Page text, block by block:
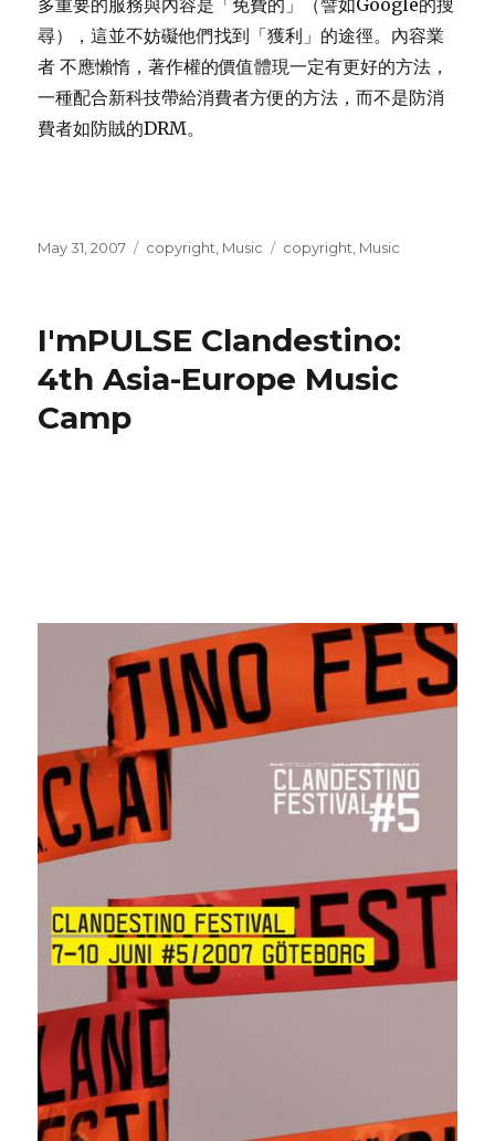
多重要的服務與內容是「免費的」（譬如Google的搜
尋），這並不妨礙他們找到「獲利」的途徑。內容業
者 不應懶惰，著作權的價值體現一定有更好的方法，
一種配合新科技帶給消費者方便的方法，而不是防消
費者如防賊的DRM。
Posted
May 31, 2007 Categories
copyright Music Tags
copyright Music
I'mPULSE Clandestino:
4th Asia-Europe Music
Camp